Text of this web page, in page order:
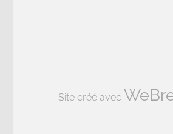
Site créé avec